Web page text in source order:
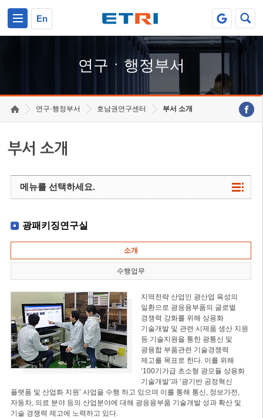
En
연구ㆍ행정부서
연구·행정부서 호남권연구센터 부서 소개
부서 소개
메뉴를 선택하세요.
광패키징연구실
소개
수행업무
지역전략 산업인 광산업 육성의
일환으로 광응용부품의 글로벌
경쟁력 강화를 위해 상용화
기술개발 및 관련 시제품 생산 지원
등 기술지원을 통한 광통신 및
광융합 부품관련 기술경쟁력
제고를 목표로 한다. 이를 위해
‘100기가급 초소형 광모듈 상용화
기술개발’과 ‘광기반 공정혁신
플랫폼 및 산업화 지원’ 사업을 수행 하고 있으며 이를 통해 통신, 정보가전,
자동차, 의료 분야 등의 산업분야에 대해 광응용부품 기술개발 성과 확산 및
기술 경쟁력 제고에 노력하고 있다.